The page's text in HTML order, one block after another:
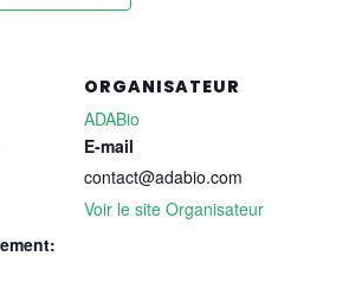
ORGANISATEUR
ADABio
E-mail
contact@adabio.com
Voir le site Organisateur